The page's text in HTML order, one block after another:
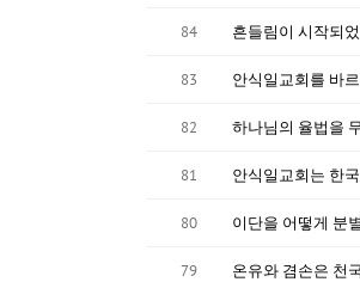
84 흔들림이 시작되
83 안식일교회를 바
82 하나님의 율법을
81 안식일교회는 한
80 이단을 어떻게 분
79 온유와 겸손은 천